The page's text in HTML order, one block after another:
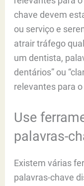
chave devem
ou serviço e
atrair tráfego
um dentista,
dentários” ou
relevantes para
Use
palavras-
Existem várias
palavras-chave